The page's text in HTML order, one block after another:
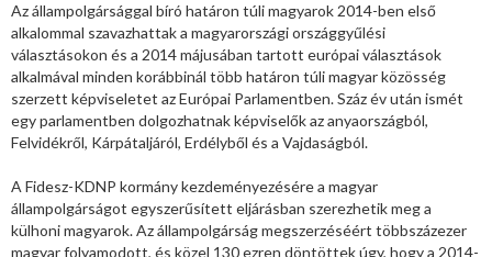
Az állampolgársággal bíró határon túli magyarok 2014-ben első
alkalommal szavazhattak a magyarországi országgyűlési
választásokon és a 2014 májusában tartott európai választások
alkalmával minden korábbinál több határon túli magyar közösség
szerzett képviseletet az Európai Parlamentben. Száz év után ismét
egy parlamentben dolgozhatnak képviselők az anyaországból,
Felvidékről, Kárpátaljáról, Erdélyből és a Vajdaságból.
A Fidesz-KDNP kormány kezdeményezésére a magyar
állampolgárságot egyszerűsített eljárásban szerezhetik meg a
külhoni magyarok. Az állampolgárság megszerzéséért többszázezer
magyar folyamodott, és közel 130 ezren döntöttek úgy, hogy a 2014-